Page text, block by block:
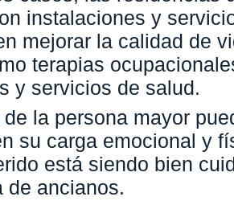
instalaciones y
mejorar la calidad de
terapias
y servicios de salud.
la persona mayor
su carga emocional y
está siendo bien
de ancianos.